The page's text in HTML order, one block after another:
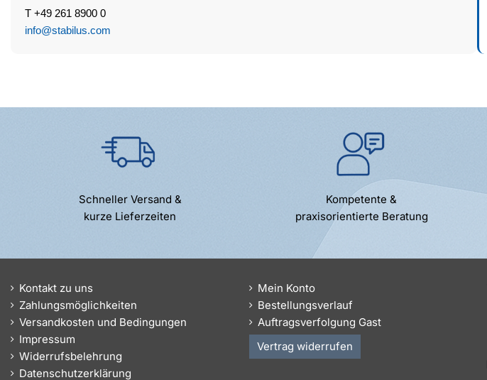
T +49 261 8900 0
info@stabilus.com
Schneller Versand &
kurze Lieferzeiten
Kompetente &
praxisorientierte Beratung
Kontakt zu uns
Zahlungsmöglichkeiten
Versandkosten und Bedingungen
Impressum
Widerrufsbelehrung
Datenschutzerklärung
Mein Konto
Bestellungsverlauf
Auftragsverfolgung Gast
Vertrag widerrufen